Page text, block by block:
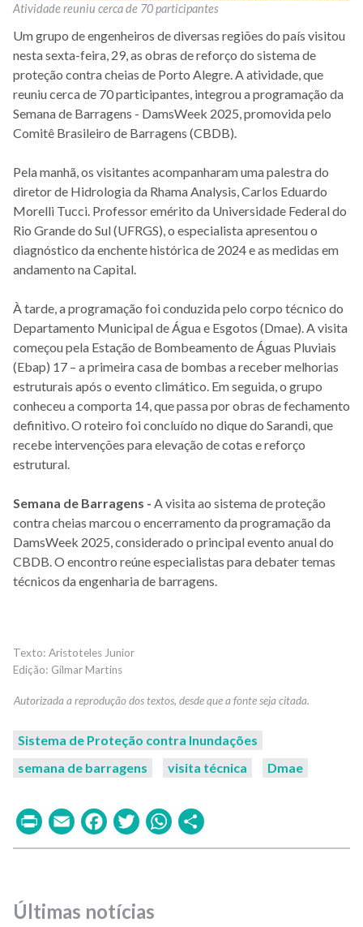
Atividade reuniu cerca de 70 participantes
Um grupo de engenheiros de diversas regiões do país visitou
nesta sexta-feira, 29, as obras de reforço do sistema de
proteção contra cheias de Porto Alegre. A atividade, que
reuniu cerca de 70 participantes, integrou a programação da
Semana de Barragens - DamsWeek 2025, promovida pelo
Comitê Brasileiro de Barragens (CBDB).
Pela manhã, os visitantes acompanharam uma palestra do
diretor de Hidrologia da Rhama Analysis, Carlos Eduardo
Morelli Tucci. Professor emérito da Universidade Federal do
Rio Grande do Sul (UFRGS), o especialista apresentou o
diagnóstico da enchente histórica de 2024 e as medidas em
andamento na Capital.
À tarde, a programação foi conduzida pelo corpo técnico do
Departamento Municipal de Água e Esgotos (Dmae). A visita
começou pela Estação de Bombeamento de Águas Pluviais
(Ebap) 17 – a primeira casa de bombas a receber melhorias
estruturais após o evento climático. Em seguida, o grupo
conheceu a comporta 14, que passa por obras de fechamento
definitivo. O roteiro foi concluído no dique do Sarandi, que
recebe intervenções para elevação de cotas e reforço
estrutural.
Semana de Barragens - A visita ao sistema de proteção
contra cheias marcou o encerramento da programação da
DamsWeek 2025, considerado o principal evento anual do
CBDB. O encontro reúne especialistas para debater temas
técnicos da engenharia de barragens.
Aristoteles Junior
Gilmar Martins
Sistema de Proteção contra Inundações
semana de barragens
visita técnica Dmae
PrintEmailFacebook
TwitterWhatsApp
Últimas notícias